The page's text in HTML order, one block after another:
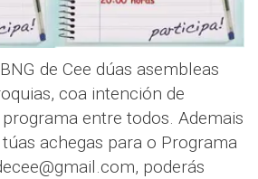
de Cee dúas asembleas
coa intención de
entre todos. Ademais
achegas para o Programa
poderás